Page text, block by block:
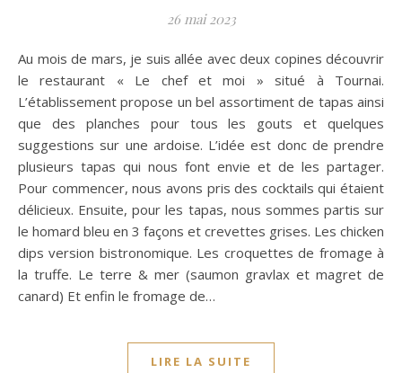
26 mai 2023
Au mois de mars, je suis allée avec deux copines découvrir
le restaurant « Le chef et moi » situé à Tournai.
L’établissement propose un bel assortiment de tapas ainsi
que des planches pour tous les gouts et quelques
suggestions sur une ardoise. L’idée est donc de prendre
plusieurs tapas qui nous font envie et de les partager.
Pour commencer, nous avons pris des cocktails qui étaient
délicieux. Ensuite, pour les tapas, nous sommes partis sur
le homard bleu en 3 façons et crevettes grises. Les chicken
dips version bistronomique. Les croquettes de fromage à
la truffe. Le terre & mer (saumon gravlax et magret de
canard) Et enfin le fromage de…
LIRE LA SUITE